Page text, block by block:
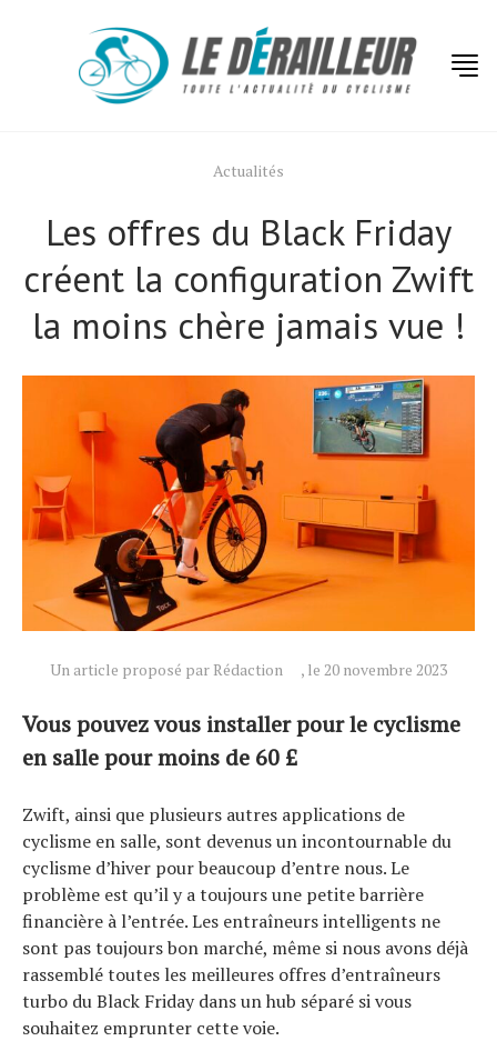
Actualités
Les offres du Black Friday
créent la configuration Zwift
la moins chère jamais vue !
Un article proposé par Rédaction , le 20 novembre 2023
Vous pouvez vous installer pour le cyclisme
en salle pour moins de 60 £
Zwift, ainsi que plusieurs autres applications de
cyclisme en salle, sont devenus un incontournable du
cyclisme d’hiver pour beaucoup d’entre nous. Le
problème est qu’il y a toujours une petite barrière
financière à l’entrée. Les entraîneurs intelligents ne
sont pas toujours bon marché, même si nous avons déjà
rassemblé toutes les meilleures offres d’entraîneurs
turbo du Black Friday dans un hub séparé si vous
souhaitez emprunter cette voie.